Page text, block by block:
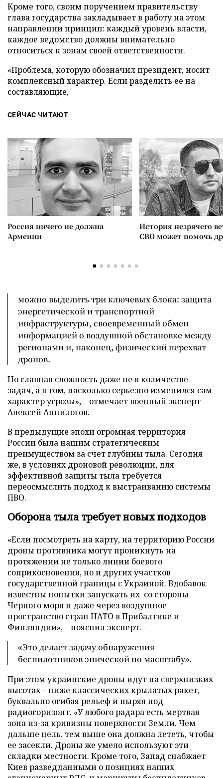
Кроме того, своим поручением правительству
глава государства закладывает в работу на этом
направлении принцип: каждый уровень власти,
каждое ведомство должны внимательно
относиться к зонам своей ответственности.
«Проблема, которую обозначил президент, носит
комплексный характер. Если разделить ее на
составляющие,
СЕЙЧАС ЧИТАЮТ
Россия ничего не должна
Армении
История незрячего
СВО может помочь
можно выделить три ключевых блока: защита
энергетической и транспортной
инфраструктуры, своевременный обмен
информацией о воздушной обстановке между
регионами и, наконец, физический перехват
дронов.
Но главная сложность даже не в количестве
задач, а в том, насколько серьезно изменился сам
характер угрозы», – отмечает военный эксперт
Алексей Анпилогов.
В предыдущие эпохи огромная территория
России была нашим стратегическим
преимуществом за счет глубины тыла. Сегодня
же, в условиях дроновой революции, для
эффективной защиты тыла требуется
переосмыслить подход к выстраиванию системы
ПВО.
Оборона тыла требует новых подходов
«Если посмотреть на карту, на территорию России
дроны противника могут проникнуть на
протяжении не только линии боевого
соприкосновения, но и других участков
государственной границы с Украиной. Вдобавок
известны попытки запускать их со стороны
Черного моря и даже через воздушное
пространство стран НАТО в Прибалтике и
Финляндии», – пояснил эксперт. –
«Это делает задачу обнаружения
беспилотников эпической по масштабу».
При этом украинские дроны идут на сверхнизких
высотах – ниже классических крылатых ракет,
буквально огибая рельеф и ныряя под
радиогоризонт. «У любого радара есть мертвая
зона из-за кривизны поверхности Земли. Чем
дальше цель, тем выше она должна лететь, чтобы
ее засекли. Дроны же умело используют эти
складки местности. Кроме того, Запад снабжает
Киев разведданными о позициях наших